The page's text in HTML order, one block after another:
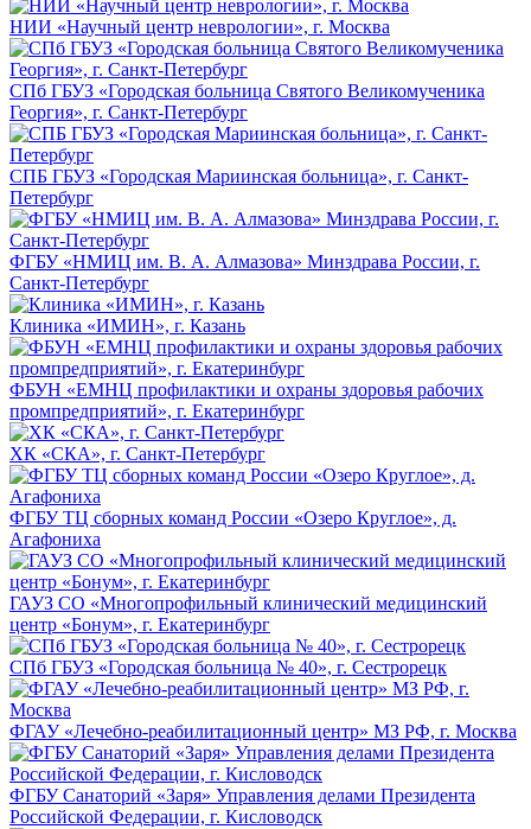
НИИ «Научный центр неврологии», г. Москва
СПб ГБУЗ «Городская больница Святого Великомученика
Георгия», г. Санкт-Петербург
СПБ ГБУЗ «Городская Мариинская больница», г. Санкт-
Петербург
ФГБУ «НМИЦ им. В. А. Алмазова» Минздрава России, г.
Санкт-Петербург
Клиника «ИМИН», г. Казань
ФБУН «ЕМНЦ профилактики и охраны здоровья рабочих
промпредприятий», г. Екатеринбург
ХК «СКА», г. Санкт-Петербург
ФГБУ ТЦ сборных команд России «Озеро Круглое», д.
Агафониха
ГАУЗ СО «Многопрофильный клинический медицинский
центр «Бонум», г. Екатеринбург
СПб ГБУЗ «Городская больница № 40», г. Сестрорецк
ФГАУ «Лечебно-реабилитационный центр» МЗ РФ, г. Москва
ФГБУ Санаторий «Заря» Управления делами Президента
Российской Федерации, г. Кисловодск